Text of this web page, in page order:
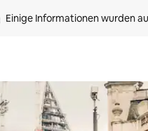
Einige Informationen wurden